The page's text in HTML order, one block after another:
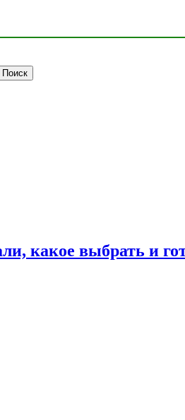
какое выбрать и